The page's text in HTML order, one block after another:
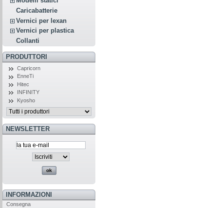
Caricabatterie
Vernici per lexan
Vernici per plastica
Collanti
PRODUTTORI
Capricorn
EnneTi
Hitec
INFINITY
Kyosho
NEWSLETTER
INFORMAZIONI
Consegna